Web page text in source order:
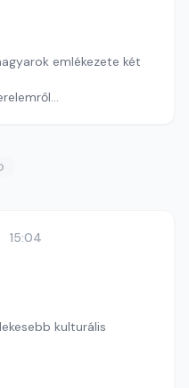
emlékezete két
15:04
kulturális